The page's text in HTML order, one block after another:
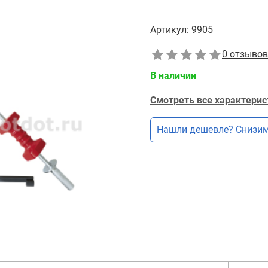
Артикул: 9905
0 отзывов
В наличии
Смотреть все
Нашли дешевле?